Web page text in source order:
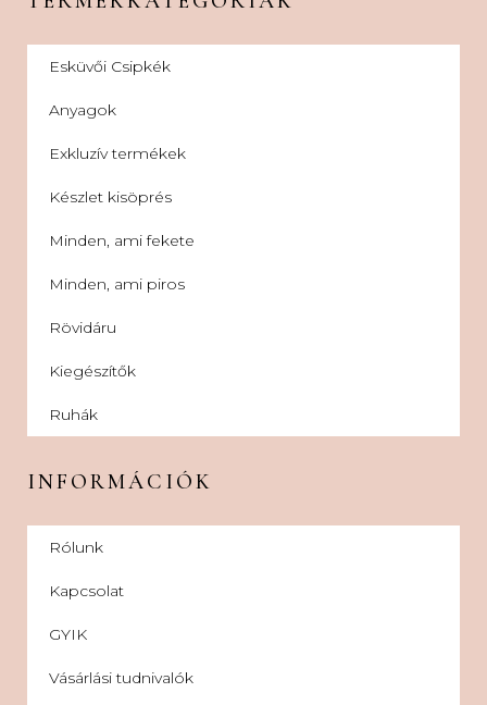
Esküvői Csipkék
Anyagok
Exkluzív termékek
Készlet kisöprés
Minden, ami fekete
Minden, ami piros
Rövidáru
Kiegészítők
Ruhák
INFORMÁCIÓK
Rólunk
Kapcsolat
GYIK
Vásárlási tudnivalók